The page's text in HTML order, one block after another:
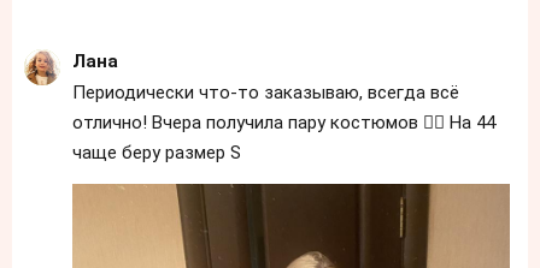
Лана
Периодически что-то заказываю, всегда всё
отлично! Вчера получила пару костюмов 👍🏻 На 44
чаще беру размер S